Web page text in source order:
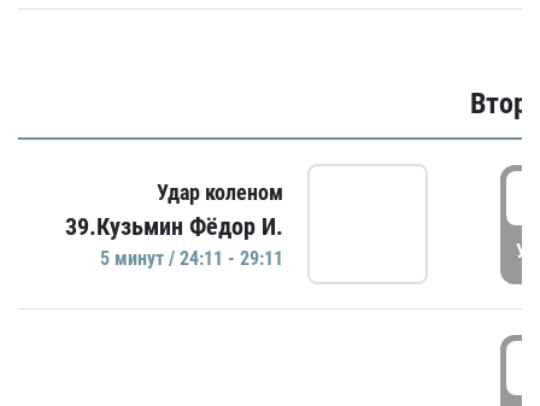
Удар коленом
39.Кузьмин Фёдор И.
5 минут / 24:11 - 29:11